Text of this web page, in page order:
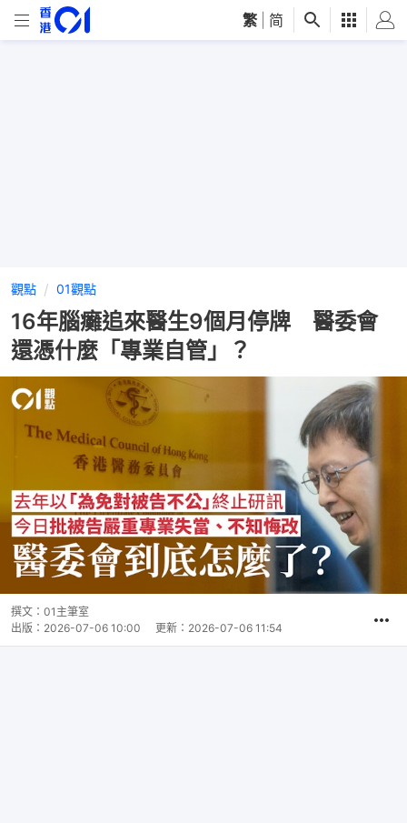
繁 简
觀點 01觀點
16年腦癱追來醫生9個月停牌 醫委會
還憑什麼「專業自管」？
撰文： 01主筆室
出版： 2026-07-06 10:00 更新： 2026-07-06 11:54